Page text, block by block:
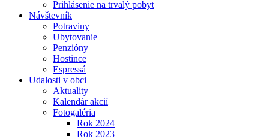
Prihlásenie na trvalý pobyt
Návštevník
Potraviny
Ubytovanie
Penzióny
Hostince
Espressá
Udalosti v obci
Aktuality
Kalendár akcií
Fotogaléria
Rok 2024
Rok 2023